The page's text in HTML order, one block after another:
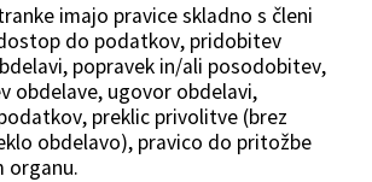
imajo pravice skladno s členi
dostop do podatkov, pridobitev
popravek in/ali posodobitev,
obdelave, ugovor obdelavi,
preklic privolitve (brez
obdelavo), pravico do pritožbe
organu.